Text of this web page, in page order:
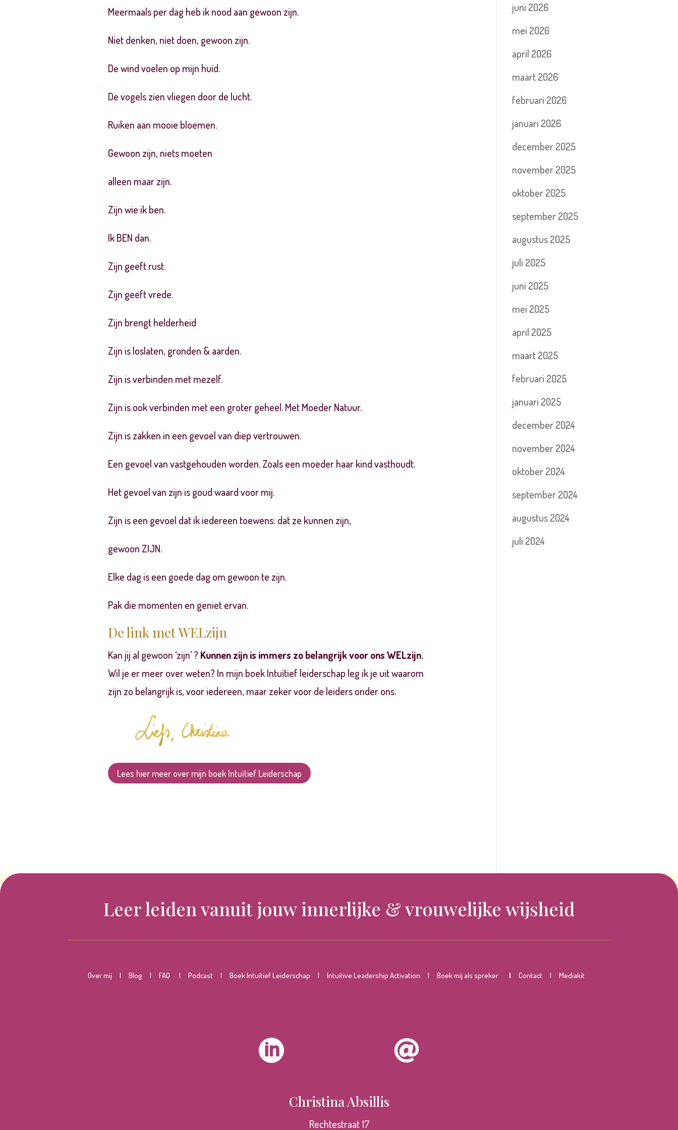
Meermaals per dag heb ik nood aan gewoon zijn.
Niet denken, niet doen, gewoon zijn.
De wind voelen op mijn huid.
De vogels zien vliegen door de lucht.
Ruiken aan mooie bloemen.
Gewoon zijn, niets moeten
alleen maar zijn.
Zijn wie ik ben.
Ik BEN dan.
Zijn geeft rust.
Zijn geeft vrede.
Zijn brengt helderheid
Zijn is loslaten, gronden & aarden.
Zijn is verbinden met mezelf.
Zijn is ook verbinden met een groter geheel. Met Moeder Natuur.
Zijn is zakken in een gevoel van diep vertrouwen.
Een gevoel van vastgehouden worden. Zoals een moeder haar kind vasthoudt.
Het gevoel van zijn is goud waardvoor mij.
Zijn is een gevoel dat ik iedereen toewens: dat ze kunnen zijn,
gewoon ZIJN.
Elke dag is een goede dag om gewoon te zijn.
Pak die momenten en geniet ervan.
De link met WELzijn
Kan jij al gewoon ‘zijn’ ? Kunnen zijn is immers zo belangrijk voor ons WELzijn.
Wil je er meer over weten? In mijn boek Intuïtief leiderschap leg ik je uit waarom
zijn zo belangrijk is, voor iedereen, maar zeker voor de leiders onder ons.
Lees hier meer over mijn boek Intuïtief Leiderschap
juni 2026
mei 2026
april 2026
maart 2026
februari 2026
januari 2026
december 2025
november 2025
oktober 2025
september 2025
augustus 2025
juli 2025
juni 2025
mei 2025
april 2025
maart 2025
februari 2025
januari 2025
december 2024
november 2024
oktober 2024
september 2024
augustus 2024
juli 2024
Leer leiden vanuit jouw innerlijke & vrouwelijke wijsheid
Over mij | Blog | FAQ | Podcast | Boek Intuïtief Leiderschap | Intuitive Leadership Activation | Boek mij als spreker | Contact | Mediakit
 
Christina Absillis
Rechtestraat 17